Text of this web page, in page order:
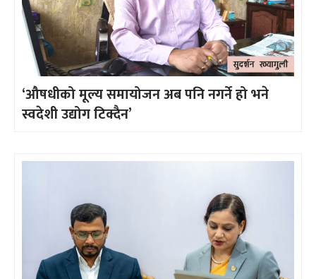
‘औषधीको मूल्य समायोजन अब पनि नगर्ने हो भने
स्वदेशी उद्योग टिक्दैन’